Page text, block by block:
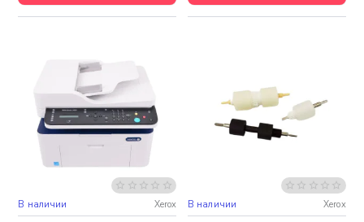
Бесплатная доставка
В наличии Xerox В наличии Xerox